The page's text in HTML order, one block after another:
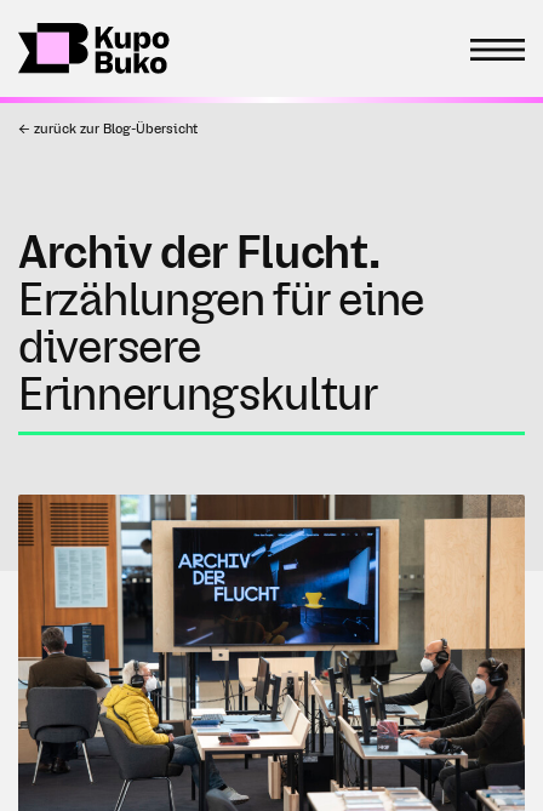
← zurück zur Blog-Übersicht
Archiv der Flucht.
Erzählungen für eine
diversere
Erinnerungskultur